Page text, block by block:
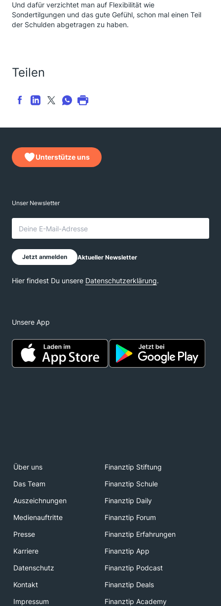
Und dafür verzichtet man auf Flexibilität wie
Sondertilgungen und das gute Gefühl, schon mal einen Teil
der Schulden abgetragen zu haben.
Teilen
Unterstütze uns
Unsere App
Über uns
Finanztip Stiftung
Das Team
Finanztip Schule
Auszeichnungen
Finanztip Daily
Medienauftritte
Finanztip Forum
Presse
Finanztip Erfahrungen
Karriere
Finanztip App
Datenschutz
Finanztip Podcast
Kontakt
Finanztip Deals
Impressum
Finanztip Academy